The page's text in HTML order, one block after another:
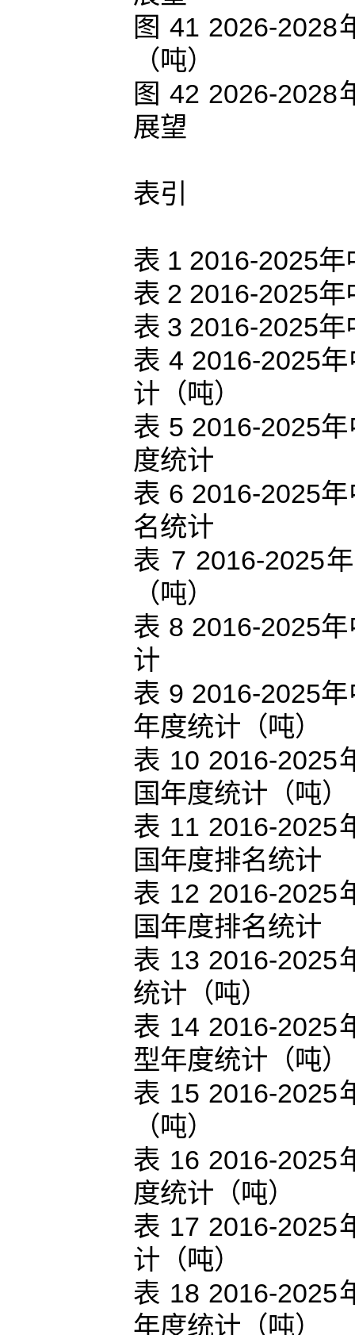
图 41 2026-2028
（吨）
图 42 2026-2028
展望
表引
表 1 2016-2025
表 2 2016-2025
表 3 2016-2025
表 4 2016-2025
计（吨）
表 5 2016-2025
度统计
表 6 2016-2025
名统计
表 7 2016-2025
（吨）
表 8 2016-2025
计
表 9 2016-2025
年度统计（吨）
表 10 2016-2025
国年度统计（吨）
表 11 2016-2025
国年度排名统计
表 12 2016-2025
国年度排名统计
表 13 2016-2025
统计（吨）
表 14 2016-2025
型年度统计（吨）
表 15 2016-2025
（吨）
表 16 2016-2025
度统计（吨）
表 17 2016-2025
计（吨）
表 18 2016-2025
年度统计（吨）